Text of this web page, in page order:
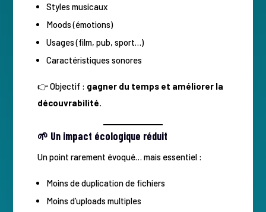
Styles musicaux
Moods (émotions)
Usages (film, pub, sport…)
Caractéristiques sonores
👉 Objectif : gagner du temps et améliorer la
découvrabilité.
🌱 Un impact écologique réduit
Un point rarement évoqué… mais essentiel :
Moins de duplication de fichiers
Moins d’uploads multiples